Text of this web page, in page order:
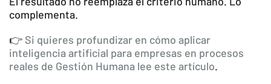
complementa.
👉 Si quieres profundizar en cómo aplicar
inteligencia artificial para empresas en procesos
reales de Gestión Humana lee este artículo.